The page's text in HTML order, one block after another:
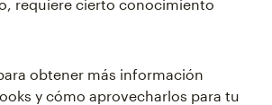
requiere cierto conocimiento
obtener más información
y cómo aprovecharlos para tu